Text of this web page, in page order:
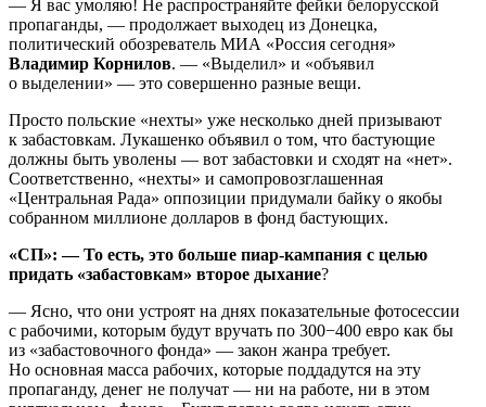
— Я вас умоляю! Не распространяйте фейки белорусской
пропаганды, — продолжает выходец из Донецка,
политический обозреватель МИА «Россия сегодня»
Владимир Корнилов. — «Выделил» и «объявил
о выделении» — это совершенно разные вещи.
Просто польские «нехты» уже несколько дней призывают
к забастовкам. Лукашенко объявил о том, что бастующие
должны быть уволены — вот забастовки и сходят на «нет».
Соответственно, «нехты» и самопровозглашенная
«Центральная Рада» оппозиции придумали байку о якобы
собранном миллионе долларов в фонд бастующих.
«СП»: — То есть, это больше пиар-кампания с целью
придать «забастовкам» второе дыхание?
— Ясно, что они устроят на днях показательные фотосессии
с рабочими, которым будут вручать по 300−400 евро как бы
из «забастовочного фонда» — закон жанра требует.
Но основная масса рабочих, которые поддадутся на эту
пропаганду, денег не получат — ни на работе, ни в этом